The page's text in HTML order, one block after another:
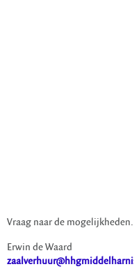
Vraag naar de mogelijkheden.
Erwin de Waard